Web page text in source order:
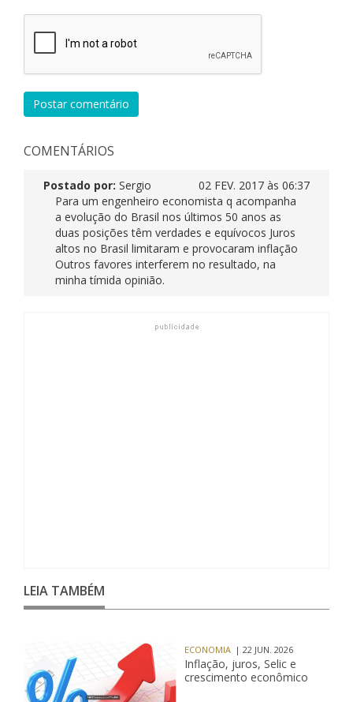
Postar comentário
COMENTÁRIOS
Postado por: Sergio
02 FEV. 2017 às 06:37
Para um engenheiro economista q acompanha
a evolução do Brasil nos últimos 50 anos as
duas posições têm verdades e equívocos Juros
altos no Brasil limitaram e provocaram inflação
Outros favores interferem no resultado, na
minha tímida opinião.
LEIA TAMBÉM
ECONOMIA | 22 JUN. 2026
Inflação, juros, Selic e
crescimento econômico